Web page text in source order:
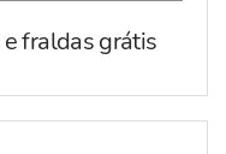
fraldas grátis